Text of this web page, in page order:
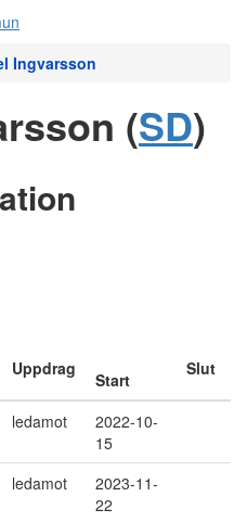
Ingvarsson
(SD)
Uppdrag
Start
Slut
ledamot
2022-10-
15
ledamot
2023-11-
22